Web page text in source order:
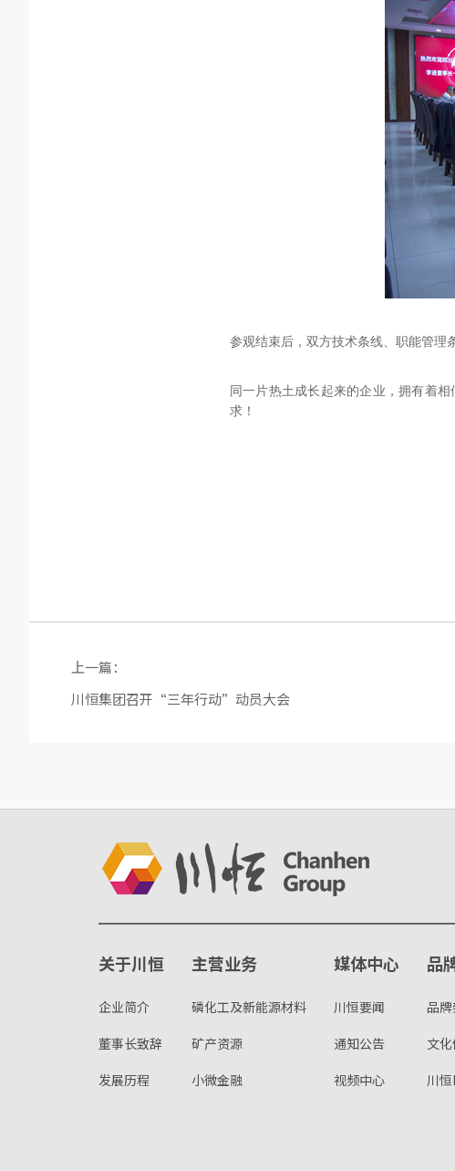
参观结束后，双方技术条线、职能管理
同一片热土成长起来的企业，拥有着
求！
上一篇：
川恒集团召开“三年行动”动员大会
关于川恒
企业简介
董事长致辞
发展历程
主营业务
磷化工及新能源材料
矿产资源
小微金融
媒体中心
川恒要闻
通知公告
视频中心
品
品
文
川